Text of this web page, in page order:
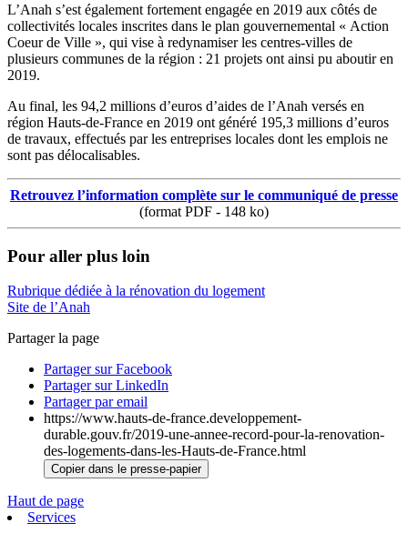
L’Anah s’est également fortement engagée en 2019 aux côtés de
collectivités locales inscrites dans le plan gouvernemental « Action
Coeur de Ville », qui vise à redynamiser les centres-villes de
plusieurs communes de la région : 21 projets ont ainsi pu aboutir en
2019.
Au final, les 94,2 millions d’euros d’aides de l’Anah versés en
région Hauts-de-France en 2019 ont généré 195,3 millions d’euros
de travaux, effectués par les entreprises locales dont les emplois ne
sont pas délocalisables.
Retrouvez l’information complète sur le communiqué de presse
(format PDF - 148 ko)
Pour aller plus loin
Rubrique dédiée à la rénovation du logement
Site de l’Anah
Partager la page
Partager sur Facebook
Partager sur LinkedIn
Partager par email
https://www.hauts-de-france.developpement-
durable.gouv.fr/2019-une-annee-record-pour-la-renovation-
des-logements-dans-les-Hauts-de-France.html
Copier dans le presse-papier
Haut de page
Services